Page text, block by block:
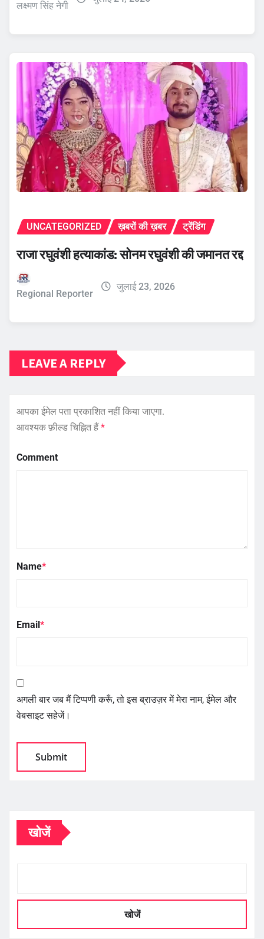
लक्ष्मण सिंह नेगी
UNCATEGORIZED ख़बरों की ख़बर ट्रेंडिंग
राजा रघुवंशी हत्याकांड: सोनम रघुवंशी की जमानत रद्द
Regional Reporter
जुलाई 23, 2026
LEAVE A REPLY
आपका ईमेल पता प्रकाशित नहीं किया जाएगा.
आवश्यक फ़ील्ड चिह्नित हैं*
Comment
Name*
Email *
अगली बार जब मैं टिप्पणी करूँ, तो इस ब्राउज़र में मेरा नाम, ईमेल और
वेबसाइट सहेजें।
खोजें
खोजें